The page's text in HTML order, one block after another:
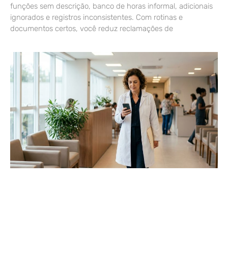
funções sem descrição, banco de horas informal, adicionais
ignorados e registros inconsistentes. Com rotinas e
documentos certos, você reduz reclamações de